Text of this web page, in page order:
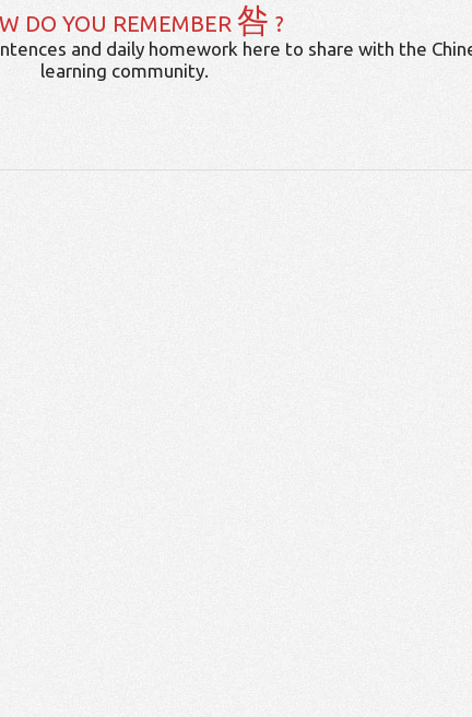
DO YOU REMEMBER 咎 ?
and daily homework here to share with the
learning community.